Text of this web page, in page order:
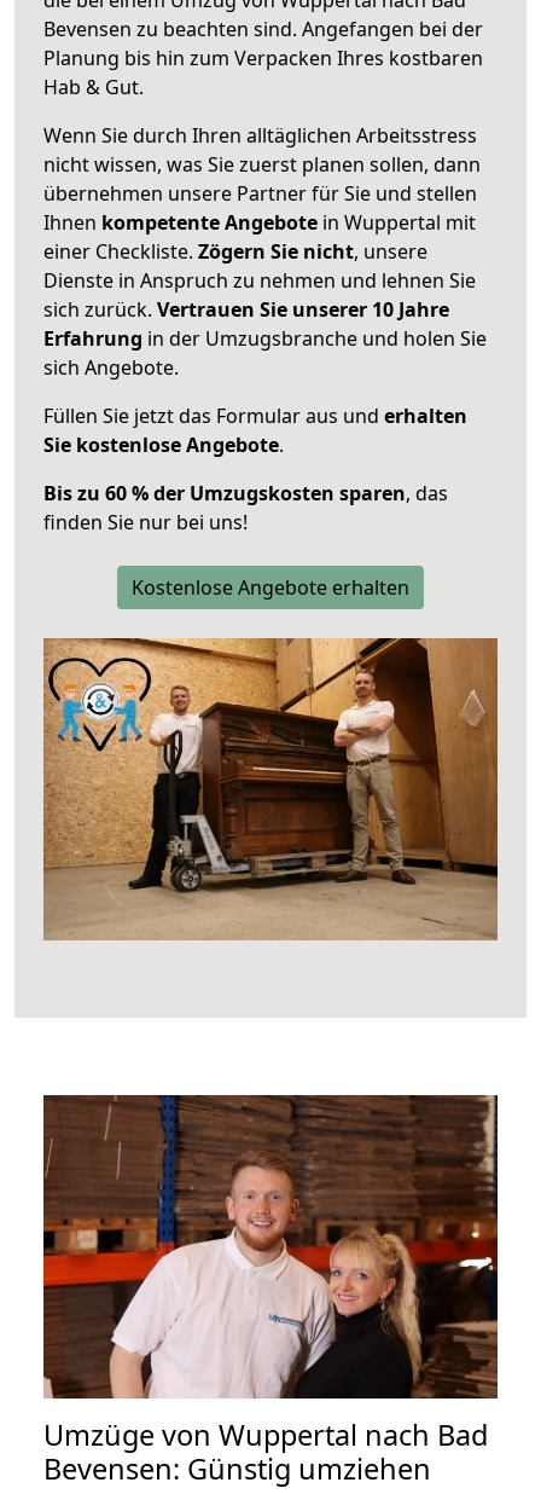
Bevensen zu beachten sind. Angefangen bei der
Planung bis hin zum Verpacken Ihres kostbaren
Hab & Gut.
Wenn Sie durch Ihren alltäglichen Arbeitsstress
nicht wissen, was Sie zuerst planen sollen, dann
übernehmen unsere Partner für Sie und stellen
Ihnen kompetente Angebote in Wuppertal mit
einer Checkliste. Zögern Sie nicht, unsere
Dienste in Anspruch zu nehmen und lehnen Sie
sich zurück. Vertrauen Sie unserer 10 Jahre
Erfahrung in der Umzugsbranche und holen Sie
sich Angebote.
Füllen Sie jetzt das Formular aus und erhalten
Sie kostenlose Angebote.
Bis zu 60 % der Umzugskosten sparen, das
finden Sie nur bei uns!
Kostenlose Angebote erhalten
Umzüge von Wuppertal nach Bad
Bevensen: Günstig umziehen